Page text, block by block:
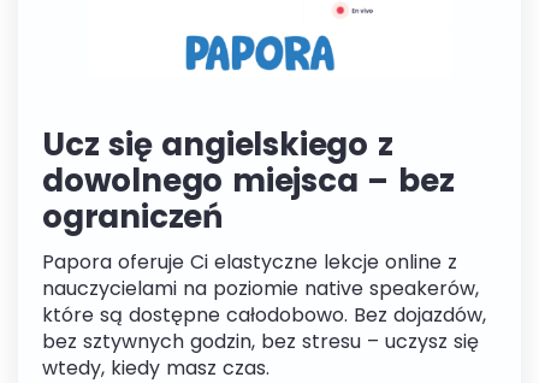
Ucz się angielskiego z
dowolnego miejsca – bez
ograniczeń
Papora oferuje Ci elastyczne lekcje online z
nauczycielami na poziomie native speakerów,
które są dostępne całodobowo. Bez dojazdów,
bez sztywnych godzin, bez stresu – uczysz się
wtedy, kiedy masz czas.